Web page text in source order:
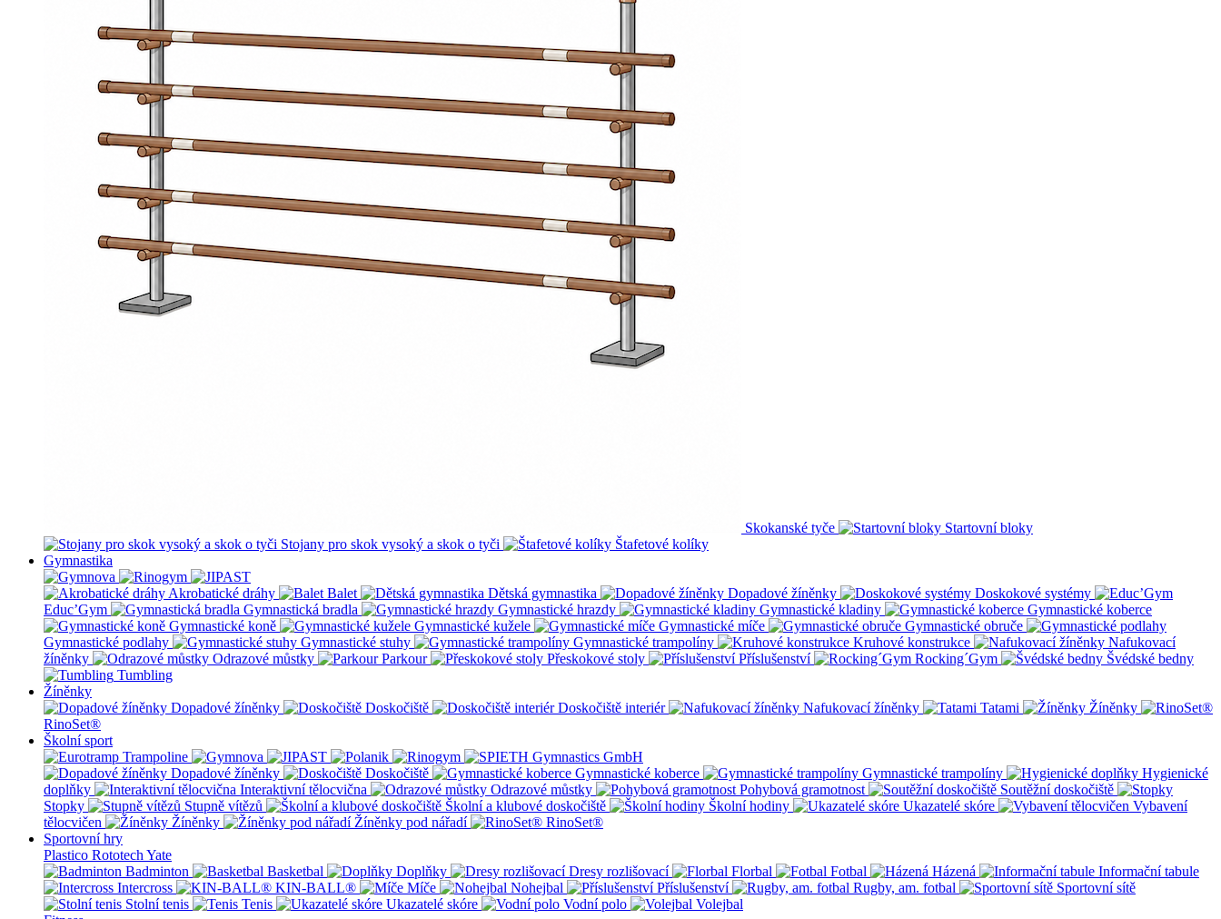
Skokanské tyče
Startovní bloky
Stojany pro skok vysoký a skok o tyči
Štafetové kolíky
Gymnastika
Akrobatické dráhy Balet Dětská gymnastika Dopadové žíněnky
Doskokové systémy
Educ’Gym
Gymnastická bradla Gymnastické hrazdy Gymnastické kladiny
Gymnastické koberce
Gymnastické koně
Gymnastické kužele Gymnastické míče
Gymnastické obruče
Gymnastické podlahy
Gymnastické stuhy Gymnastické trampolíny Kruhové konstrukce
Nafukovací
žíněnky
Odrazové můstky Parkour Přeskokové stoly Příslušenství Rocking´Gym
Švédské bedny
Tumbling
Žíněnky
Dopadové žíněnky
Doskočiště Doskočiště interiér Nafukovací žíněnky Tatami
Žíněnky
RinoSet®
Školní sport
Dopadové žíněnky Doskočiště Gymnastické koberce Gymnastické trampolíny
Hygienické
doplňky
Interaktivní tělocvična Odrazové můstky Pohybová gramotnost
Soutěžní doskočiště
Stopky
Stupně vítězů Školní a klubové doskočiště Školní hodiny Ukazatelé skóre
Vybavení
tělocvičen
Žíněnky Žíněnky pod nářadí
RinoSet®
Sportovní hry
Plastico Rototech Yate
Badminton
Basketbal Doplňky Dresy rozlišovací Florbal Fotbal Házená
Informační tabule
Intercross
KIN-BALL® Míče Nohejbal Příslušenství Rugby, am. fotbal
Sportovní sítě
Stolní tenis
Tenis Ukazatelé skóre Vodní polo
Volejbal